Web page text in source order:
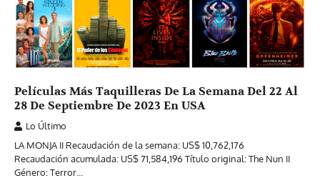
Películas Más Taquilleras De La Semana Del 22 Al
28 De Septiembre De 2023 En USA
Lo Último
LA MONJA II Recaudación de la semana: US$ 10,762,176
Recaudación acumulada: US$ 71,584,196 Título original: The Nun II
Género: Terror…